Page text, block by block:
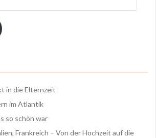
in die Elternzeit
im Atlantik
so schön war
Frankreich – Von der Hochzeit auf die